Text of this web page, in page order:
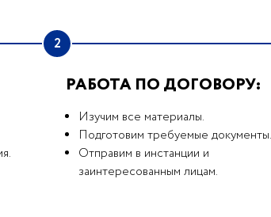
2
РАБОТА ПО ДОГОВОРУ:
Изучим все материалы.
Подготовим требуемые документы.
Отправим в инстанции и
заинтересованным лицам.